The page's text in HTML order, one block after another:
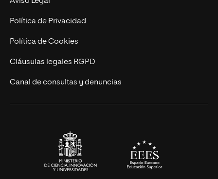
Postgrados
Cursos Universitarios
Trabaja en UNIR
Actualidad
UNIR Revista
Eventos
Política de Privacidad
Política de Cookies
Cláusulas legales RGPD
Canal de consultas y denuncias